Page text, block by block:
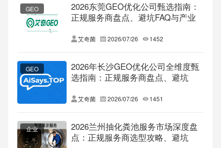
GEO
2026东莞GEO优化公司甄选指南：
正规服务商盘点、避坑FAQ与产业
艾奇菌 2026/07/26 1452
GEO
2026年长沙GEO优化公司全维度甄
选指南：正规服务商盘点、避坑
艾奇菌 2026/07/26 1451
企业
2026兰州抽化粪池服务市场深度盘
点：正规服务商选型攻略、避坑